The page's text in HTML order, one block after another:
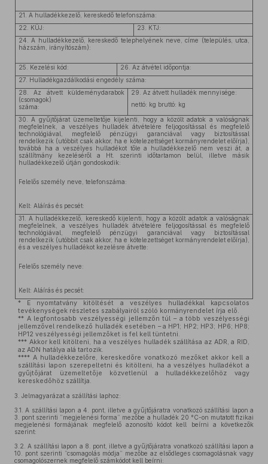
21. A hulladékkezelő, kereskedő telefonszáma:
22. KÜJ:
23. KTJ:
24. A hulladékkezelő, kereskedő telephelyének neve, címe (település, utca,
házszám, irányítószám):
25. Kezelési kód:
26. Az átvétel időpontja:
27. Hulladékgazdálkodási engedély száma:
28. Az átvett küldeménydarabok
(csomagok)
száma:
29. Az átvett hulladék mennyisége:
nettó: kg bruttó: kg
30. A gyűjtőjárat üzemeltetője kijelenti, hogy a közölt adatok a valóságnak
megfelelnek, a veszélyes hulladék átvételére feljogosítással és megfelelő
technológiával, megfelelő pénzügyi garanciával vagy biztosítással
rendelkezik (utóbbit csak akkor, ha e kötelezettséget kormányrendelet előírja),
továbbá ha a veszélyes hulladékot tőle a hulladékkezelő nem veszi át, a
szállítmány kezeléséről a Ht. szerinti időtartamon belül, illetve másik
hulladékkezelő útján gondoskodik:
Felelős személy neve, telefonszáma:
Kelt: Aláírás és pecsét:
31. A hulladékkezelő, kereskedő kijelenti, hogy a közölt adatok a valóságnak
megfelelnek, a veszélyes hulladék átvételére feljogosítással és megfelelő
technológiával, megfelelő pénzügyi garanciával vagy biztosítással
rendelkezik (utóbbit csak akkor, ha e kötelezettséget kormányrendelet előírja),
és a veszélyes hulladékot kezelésre átvette:
Felelős személy neve:
Kelt: Aláírás és pecsét:
* E nyomtatvány kitöltését a veszélyes hulladékkal kapcsolatos
tevékenységek részletes szabályairól szóló kormányrendelet írja elő.
** A legfontosabb veszélyességi jellemzőn túl – a több veszélyességi
jellemzővel rendelkező hulladék esetében – a HP1; HP2; HP3; HP6; HP8;
HP12 veszélyességi jellemzőket is fel kell tüntetni.
*** Akkor kell kitölteni, ha a veszélyes hulladék szállítása az ADR, a RID,
az ADN hatálya alá tartozik.
**** A hulladékkezelőre, kereskedőre vonatkozó mezőket akkor kell a
szállítási lapon szerepeltetni és kitölteni, ha a veszélyes hulladékot a
gyűjtőjárat üzemeltetője közvetlenül a hulladékkezelőhöz vagy
kereskedőhöz szállítja.
3. Jelmagyarázat a szállítási laphoz:
3.1. A szállítási lapon a 4. pont, illetve a gyűjtőjáratra vonatkozó szállítási lapon a
3. pont szerinti ”megjelenési forma” mezőbe a hulladék 20 °C-on mutatott fizikai
megjelenési formájának megfelelő azonosító kódot kell beírni a következők
szerint:
3.2. A szállítási lapon a 8. pont, illetve a gyűjtőjáratra vonatkozó szállítási lapon a
10. pont szerinti ”csomagolás módja” mezőbe az elsődleges csomagolásnak vagy
csomagolószernek megfelelő számkódot kell beírni: